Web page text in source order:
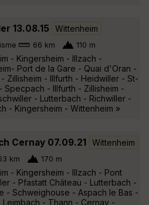
13.08.15 Wittenheim
66 km 110 m
- Kingersheim - Illzach -
Port de la Gare - Quai d'Oran -
- Zillisheim - Illfurth - Heidwiller - St-
Specpach - Illfurth - Zillisheim -
- Lutterbach - Richwiller -
- Kingersheim - Wittenheim »
Cernay 07.09.21 Wittenheim
km 170 m
- Kingersheim - Illzach - Pont
- Pfastatt Château - Lutterbach -
- Schweighouse - Aspach le Bas -
Leimbach - Thann - Cernay -